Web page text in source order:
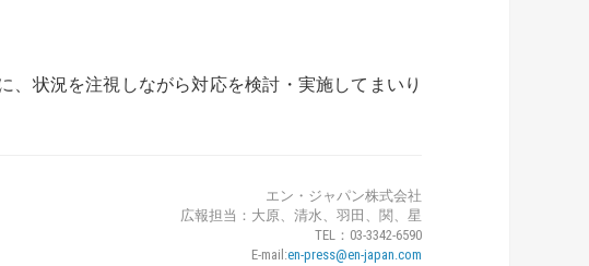
状況を注視しながら対応を検討・実施してまいり
エン・ジャパン株式会社
広報担当：大原、清水、羽田、関、星
TEL：03-3342-6590
E-mail:en-press@en-japan.com